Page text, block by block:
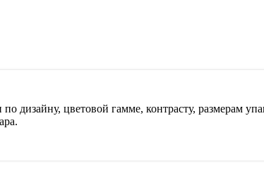
дизайну, цветовой гамме, контрасту, размерам